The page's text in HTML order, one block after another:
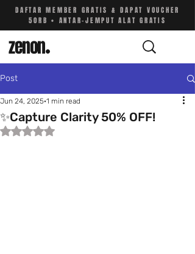
DAFTAR MEMBER GRATIS & DAPAT VOUCHER
50RB • ANTAR-JEMPUT ALAT GRATIS
zenon.
Post
✨Capture Clarity 50% OFF!
Jun 24, 2025 1 min read
Rated NaN out of 5 stars.